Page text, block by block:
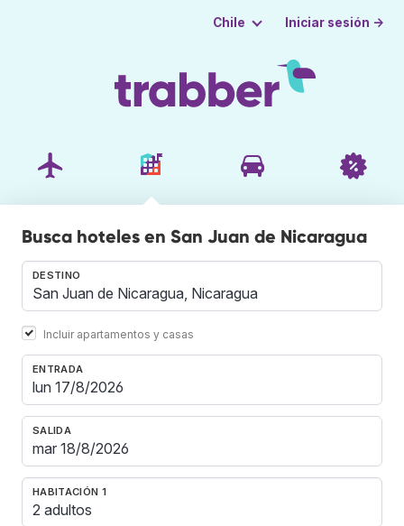
Chile Iniciar sesión →
Busca hoteles en San Juan de Nicaragua
DESTINO
Incluir apartamentos y casas
ENTRADA
SALIDA
HABITACIÓN 1
2 adultos